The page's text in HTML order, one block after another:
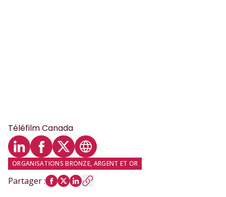
Téléfilm Canada
Profil LinkedIn
Profil Facebook
Profil Twitter
Site web
ORGANISATIONS BRONZE, ARGENT ET OR
Partager: